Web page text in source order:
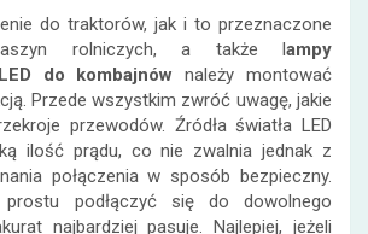
do traktorów, jak i to przeznaczone
rolniczych, a także lampy
do kombajnów należy montować
Przede wszystkim zwróć uwagę, jakie
przewodów. Źródła światła LED
ilość prądu, co nie zwalnia jednak z
połączenia w sposób bezpieczny.
podłączyć się do dowolnego
najbardziej pasuje. Najlepiej, jeżeli